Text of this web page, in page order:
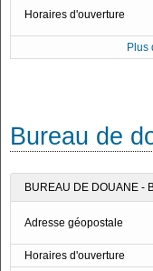
Horaires d'ouverture
Plus
Bureau de
BUREAU DE DOUANE -
Adresse géopostale
Horaires d'ouverture